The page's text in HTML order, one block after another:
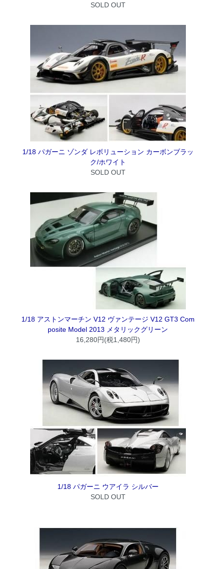
SOLD OUT
1/18 パガーニ ゾンダ レボリューション カーボンブラッ
ク/ホワイト
SOLD OUT
1/18 アストンマーチン V12 ヴァンテージ V12 GT3 Com
posite Model 2013 メタリックグリーン
16,280円(税1,480円)
1/18 パガーニ ウアイラ シルバー
SOLD OUT